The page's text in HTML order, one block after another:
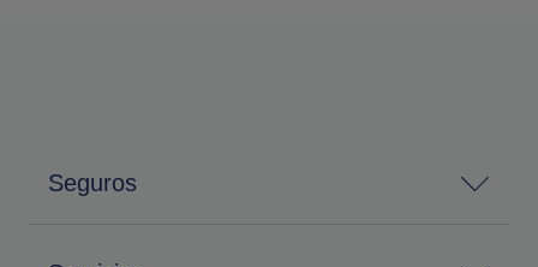
Seguros